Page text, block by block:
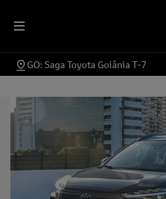
GO: Saga Toyota Goiânia T-7